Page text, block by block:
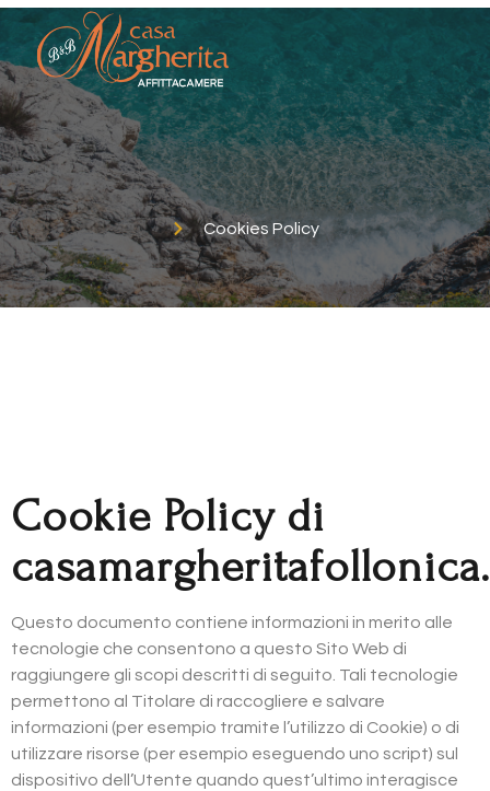
Cookies Policy
Cookie Policy di
Questo documento contiene informazioni in merito alle
tecnologie che consentono a questo Sito Web di
raggiungere gli scopi descritti di seguito. Tali tecnologie
permettono al Titolare di raccogliere e salvare
informazioni (per esempio tramite l’utilizzo di Cookie) o di
utilizzare risorse (per esempio eseguendo uno script) sul
dispositivo dell’Utente quando quest’ultimo interagisce